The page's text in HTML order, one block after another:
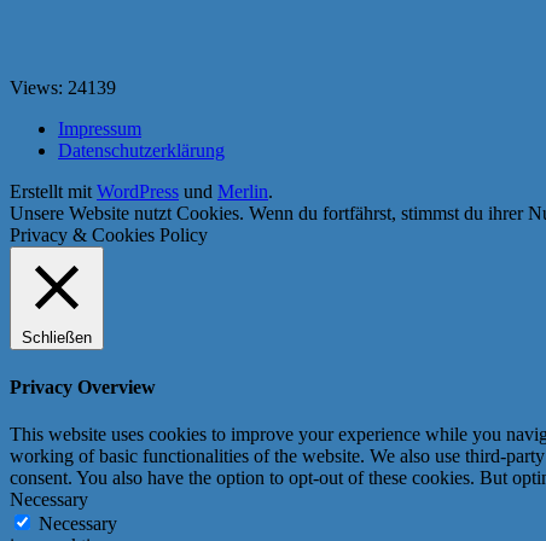
Views: 24139
Impressum
Datenschutzerklärung
Erstellt mitWordPress und Merlin.
Unsere Website nutzt Cookies. Wenn du fortfährst, stimmst du ihrer
Privacy & Cookies Policy
Schließen
Privacy Overview
This website uses cookies to improve your experience while you
working of basic functionalities of the website. We also use third-
consent. You also have the option to opt-out of these cookies. But
Necessary
Necessary